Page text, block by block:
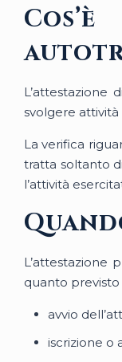
L’attestazione
svolgere
La verifica
tratta soltanto
l’attività
L’attestazione
quanto
avvio
iscrizione o